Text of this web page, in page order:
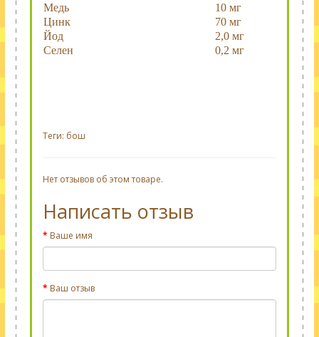
Медь
10 мг
Цинк
70 мг
Йод
2,0 мг
Селен
0,2 мг
Теги: бош
Нет отзывов об этом товаре.
Написать отзыв
Ваше имя
Ваш отзыв